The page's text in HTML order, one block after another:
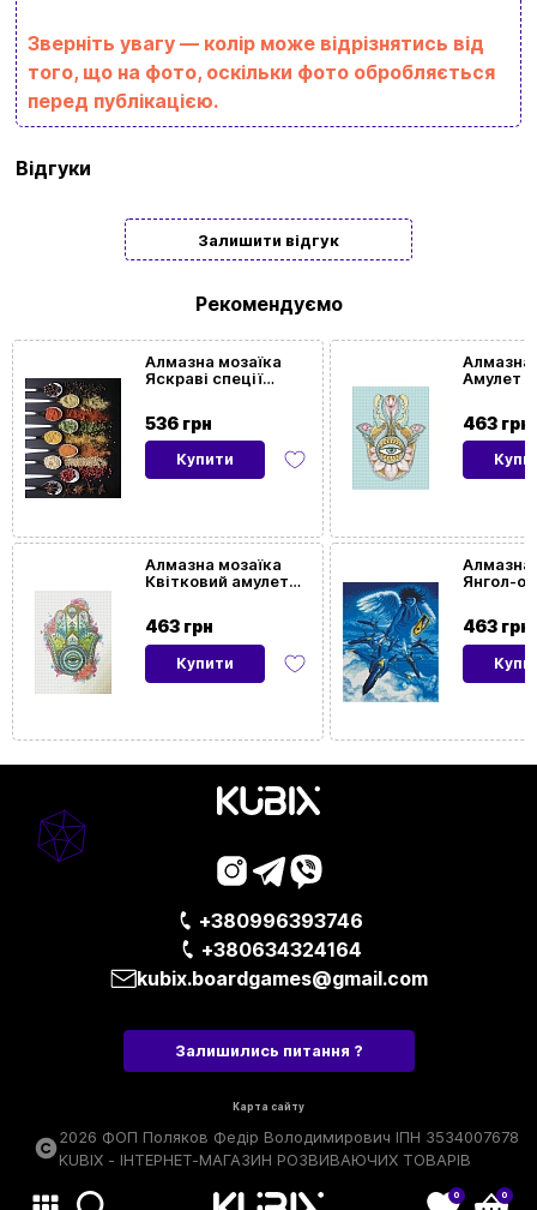
Зверніть увагу — колір може відрізнятись від
того, що на фото, оскільки фото обробляється
перед публікацією.
Розмір
картини
30x40
Орієнтація
картини
Вертикальна
Відгуки
Залишити відгук
Рекомендуємо
536 грн
Алмазна мозаїка
Яскраві спеції
Купити
463 грн
Алмазна мозаїка
Квітковий амулет
Купити
463 грн
Алмазна
Амулет у
463 грн
Алмазна
Янгол-
+380996393746
+380634324164
kubix.boardgames@gmail.com
Залишились питання ?
Карта сайту
2026 ФОП Поляков Федір Володимирович ІПН 3534007678
KUBIX - ІНТЕРНЕТ-МАГАЗИН РОЗВИВАЮЧИХ ТОВАРІВ
0 0